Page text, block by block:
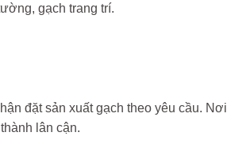
gạch trang trí.
đặt sản xuất gạch theo yêu cầu. Nơi
lân cận.